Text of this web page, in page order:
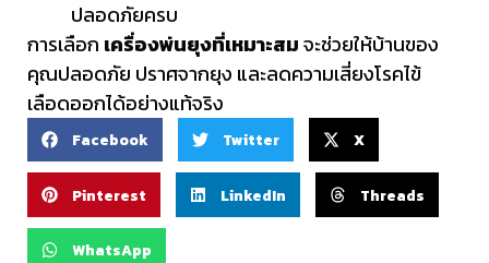
ปลอดภัยครบ
การเลือก เครื่องพ่นยุงที่เหมาะสมจะช่วยให้บ้านของ
คุณปลอดภัย ปราศจากยุง และลดความเสี่ยงโรคไข้
เลือดออกได้อย่างแท้จริง
Facebook Twitter X
Pinterest LinkedIn Threads
WhatsApp